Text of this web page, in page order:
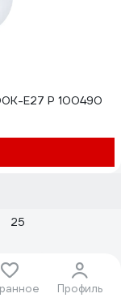
Профиль
E27 P 100490
25